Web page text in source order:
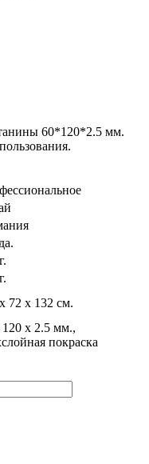
60*120*2.5 мм.
72 х 132 см.
120 х 2.5 мм.,
покраска